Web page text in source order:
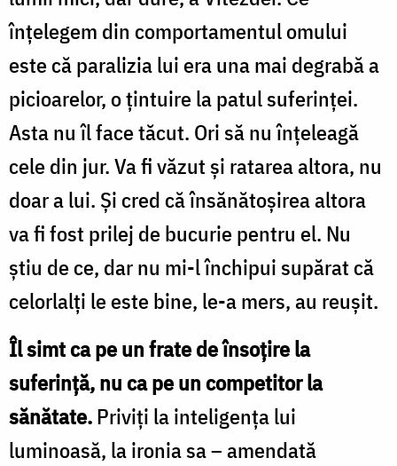
înțelegem din comportamentul omului
este că paralizia lui era una mai degrabă a
picioarelor, o țintuire la patul suferinței.
Asta nu îl face tăcut. Ori să nu înțeleagă
cele din jur. Va fi văzut și ratarea altora, nu
doar a lui. Și cred că însănătoșirea altora
va fi fost prilej de bucurie pentru el. Nu
știu de ce, dar nu mi-l închipui supărat că
celorlalți le este bine, le-a mers, au reușit.
Îl simt ca pe un frate de însoțire la
suferință, nu ca pe un competitor la
sănătate.Priviți la inteligența lui
luminoasă, la ironia sa – amendată